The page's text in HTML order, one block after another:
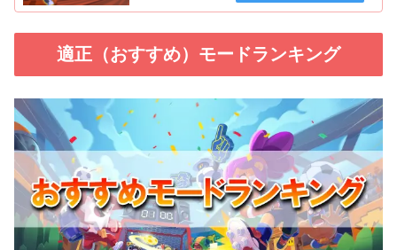
適正（おすすめ）モードランキング